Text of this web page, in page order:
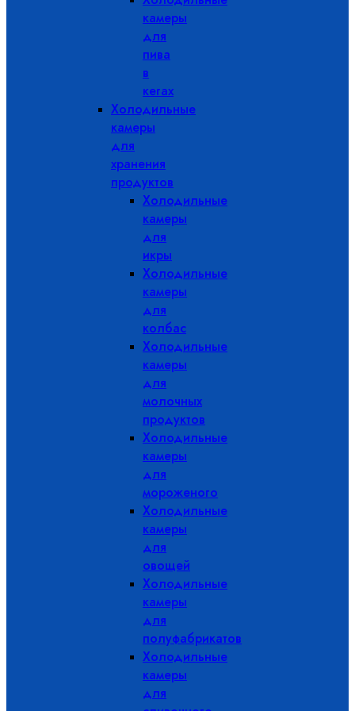
камеры
для
пива
в
кегах
Холодильные
камеры
для
хранения
продуктов
Холодильные
камеры
для
икры
Холодильные
камеры
для
колбас
Холодильные
камеры
для
молочных
продуктов
Холодильные
камеры
для
мороженого
Холодильные
камеры
для
овощей
Холодильные
камеры
для
полуфабрикатов
Холодильные
камеры
для